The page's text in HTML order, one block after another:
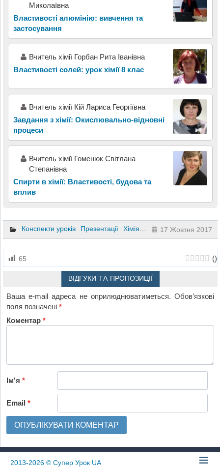
Миколаївна
Властивості алюмінію: вивчення та
застосування
Вчитель хімії Горбан Рита Іванівна
Властивості солей: урок хімії 8 клас
Вчитель хімії Кій Лариса Георгіївна
Завдання з хімії: Окислювально-відновні
процеси
Вчитель хімії Гоменюк Світлана
Степанівна
Спирти в хімії: Властивості, будова та
вплив
Конспекти уроків Презентації Хімія 7 клас17 Жовтня 2017
65 ()
ВІДГУКИ ТА ПРОПОЗИЦІЇ
Ваша e-mail адреса не оприлюднюватиметься. Обов’язкові
поля позначені*
Коментар*
Ім'я*
Email*
2013-2026 © Супер Урок UA